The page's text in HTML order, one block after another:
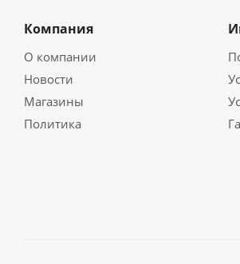
Компания
О компании
Новости
Магазины
Политика